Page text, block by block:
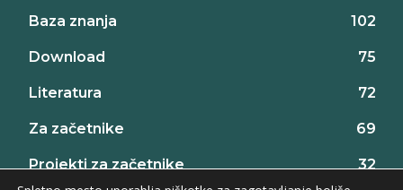
Baza znanja 102
Download 75
Literatura 72
Za začetnike 69
Projekti za začetnike
32